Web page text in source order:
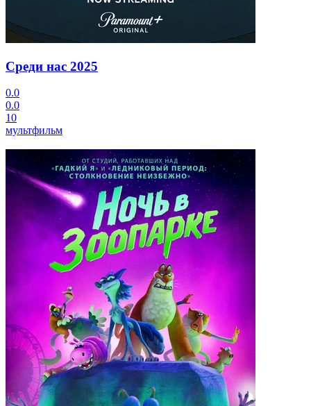
Среди нас 2025
0.0
0.0
10
мультфильм